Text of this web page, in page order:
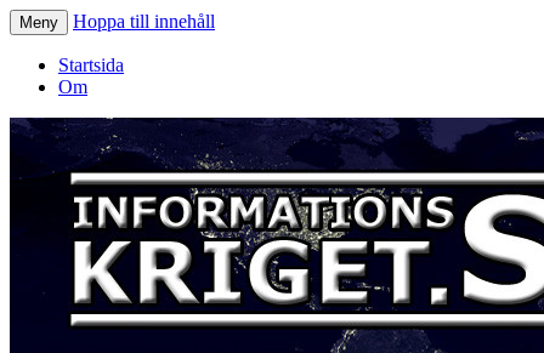
Informationskriget.se
Meny Hoppa till innehåll
Startsida
Om